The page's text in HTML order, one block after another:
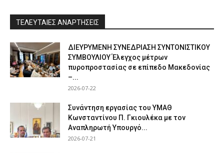
ΤΕΛΕΥΤΑΙΕΣ ΑΝΑΡΤΗΣΕΙΣ
ΔΙΕΥΡΥΜΕΝΗ ΣΥΝΕΔΡΙΑΣΗ ΣΥΝΤΟΝΙΣΤΙΚΟΥ
ΣΥΜΒΟΥΛΙΟΥ Έλεγχος μέτρων
πυροπροστασίας σε επίπεδο Μακεδονίας
–...
2026-07-22
Συνάντηση εργασίας του ΥΜΑΘ
Κωνσταντίνου Π. Γκιουλέκα με τον
Αναπληρωτή Υπουργό...
2026-07-21